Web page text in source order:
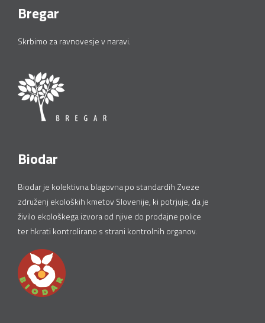
Bregar
Skrbimo za ravnovesje v naravi.
Biodar
Biodar je kolektivna blagovna po standardih Zveze
združenj ekoloških kmetov Slovenije, ki potrjuje, da je
živilo ekološkega izvora od njive do prodajne police
ter hkrati kontrolirano s strani kontrolnih organov.